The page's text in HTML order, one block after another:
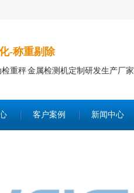
-称重剔除
重秤 金属检测机定制研发生产厂家
客户案例 新闻中心